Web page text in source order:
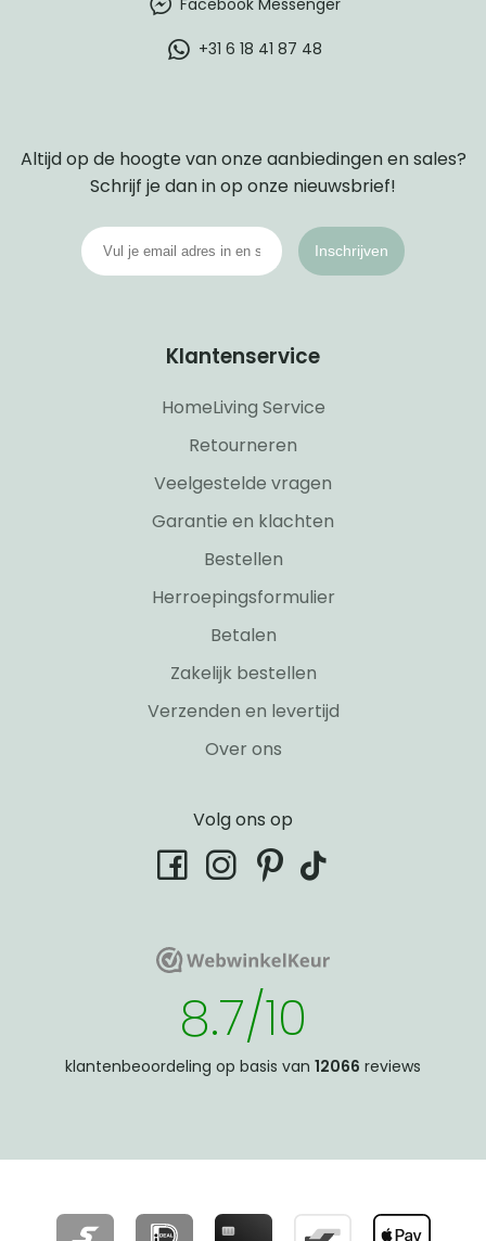
+31 6 18 41 87 48
Altijd op de hoogte van onze aanbiedingen en sales?
Schrijf je dan in op onze nieuwsbrief!
Inschrijven
Klantenservice
HomeLiving Service
Retourneren
Veelgestelde vragen
Garantie en klachten
Bestellen
Herroepingsformulier
Betalen
Zakelijk bestellen
Verzenden en levertijd
Over ons
Volg ons op
facebookinstagram
pinterest
tiktok
WebwinkelKeurWebwinkelKeur
8.7/10
klantenbeoordeling op basis van 12066 reviews